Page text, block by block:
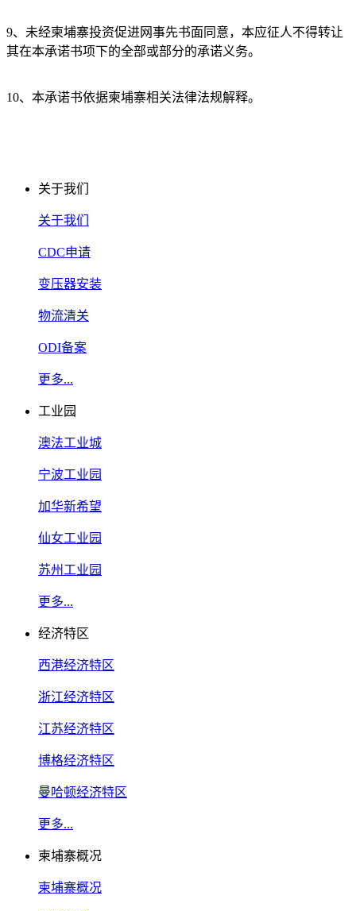
9、未经柬埔寨投资促进网事先书面同意，本应征人不得转让
其在本承诺书项下的全部或部分的承诺义务。
10、本承诺书依据柬埔寨相关法律法规解释。
关于我们
关于我们
CDC申请
变压器安装
物流清关
ODI备案
更多...
工业园
澳法工业城
宁波工业园
加华新希望
仙女工业园
苏州工业园
更多...
经济特区
西港经济特区
浙江经济特区
江苏经济特区
博格经济特区
曼哈顿经济特区
更多...
柬埔寨概况
柬埔寨概况